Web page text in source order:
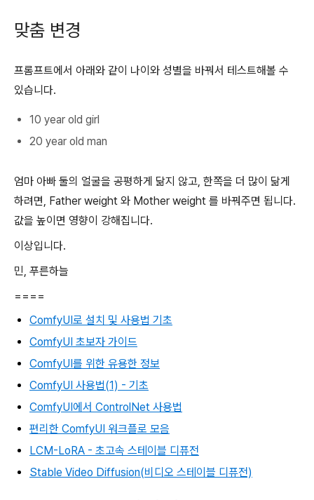
맞춤 변경
프롬프트에서 아래와 같이 나이와 성별을 바꿔서 테스트해볼 수
있습니다.
10 year old girl
20 year old man
엄마 아빠 둘의 얼굴을 공평하게 닮지 않고, 한쪽을 더 많이 닮게
하려면, Father weight 와 Mother weight 를 바꿔주면 됩니다.
값을 높이면 영향이 강해집니다.
이상입니다.
민, 푸른하늘
====
ComfyUI로 설치 및 사용법 기초
ComfyUI 초보자 가이드
ComfyUI를 위한 유용한 정보
ComfyUI 사용법(1) - 기초
ComfyUI에서 ControlNet 사용법
편리한 ComfyUI 워크플로 모음
LCM-LoRA - 초고속 스테이블 디퓨전
Stable Video Diffusion(비디오 스테이블 디퓨전)